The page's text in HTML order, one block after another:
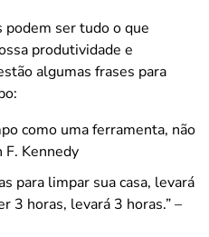
ser tudo o que
produtividade e
algumas frases para
como uma ferramenta, não
F. Kennedy
para limpar sua casa, levará
3 horas, levará 3 horas.” –